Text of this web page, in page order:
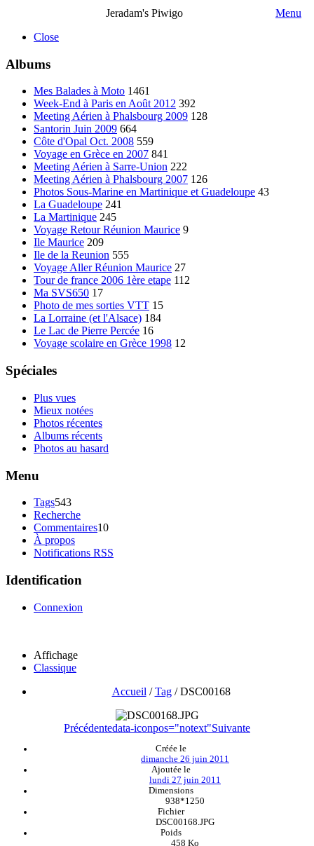
Jeradam's Piwigo
Menu
Close
Albums
Mes Balades à Moto 1461
Week-End à Paris en Août 2012 392
Meeting Aérien à Phalsbourg 2009 128
Santorin Juin 2009 664
Côte d'Opal Oct. 2008 559
Voyage en Grèce en 2007 841
Meeting Aérien à Sarre-Union 222
Meeting Aérien à Phalsbourg 2007 126
Photos Sous-Marine en Martinique et Guadeloupe 43
La Guadeloupe 241
La Martinique 245
Voyage Retour Réunion Maurice 9
Ile Maurice 209
Ile de la Reunion 555
Voyage Aller Réunion Maurice 27
Tour de france 2006 1ère etape 112
Ma SVS650 17
Photo de mes sorties VTT 15
La Lorraine (et l'Alsace) 184
Le Lac de Pierre Percée 16
Voyage scolaire en Grèce 1998 12
Spéciales
Plus vues
Mieux notées
Photos récentes
Albums récents
Photos au hasard
Menu
Tags543
Recherche
Commentaires10
À propos
Notifications RSS
Identification
Connexion
Affichage
Classique
Accueil /Tag /DSC00168
Précédentedata-iconpos="notext"Suivante
Créée le
dimanche 26 juin 2011
Ajoutée le
lundi 27 juin 2011
Dimensions
938*1250
Fichier
DSC00168.JPG
Poids
458 Ko